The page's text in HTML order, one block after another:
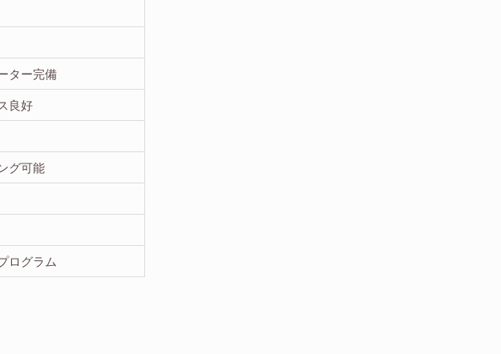
ター完備
良好
グ可能
ログラム